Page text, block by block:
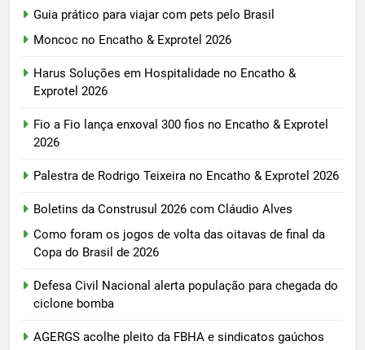
Guia prático para viajar com pets pelo Brasil
Moncoc no Encatho & Exprotel 2026
Harus Soluções em Hospitalidade no Encatho &
Exprotel 2026
Fio a Fio lança enxoval 300 fios no Encatho & Exprotel
2026
Palestra de Rodrigo Teixeira no Encatho & Exprotel 2026
Boletins da Construsul 2026 com Cláudio Alves
Como foram os jogos de volta das oitavas de final da
Copa do Brasil de 2026
Defesa Civil Nacional alerta população para chegada do
ciclone bomba
AGERGS acolhe pleito da FBHA e sindicatos gaúchos